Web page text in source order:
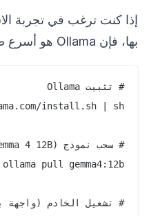
إذا كنت ترغب في تجربة
بها، فإن Ollama هو أسرع طريق: